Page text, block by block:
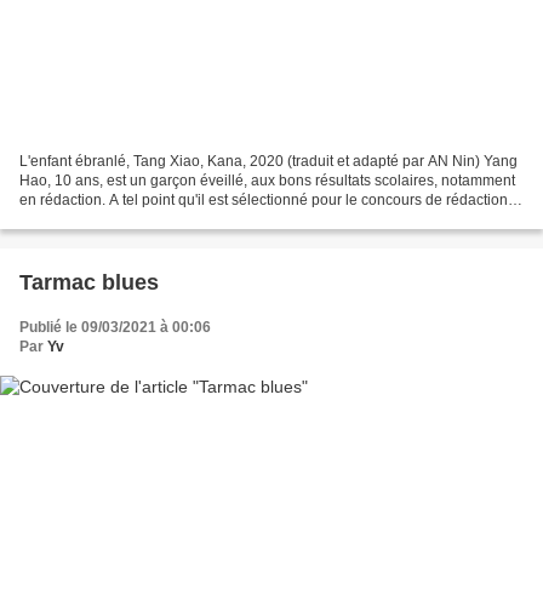
L'enfant ébranlé, Tang Xiao, Kana, 2020 (traduit et adapté par AN Nin) Yang
Hao, 10 ans, est un garçon éveillé, aux bons résultats scolaires, notamment
en rédaction. A tel point qu'il est sélectionné pour le concours de rédaction
Tarmac blues
Publié le 09/03/2021 à 00:06
Par Yv